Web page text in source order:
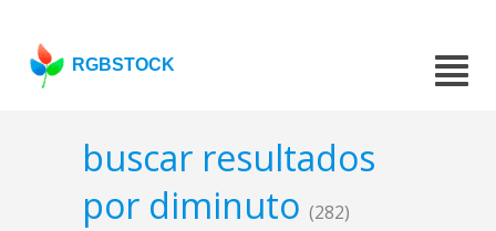
RGBSTOCK
buscar resultados
por diminuto (282)